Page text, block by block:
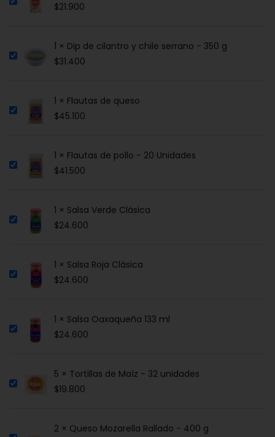
$21.900
1 × Dip de cilantro y chile serrano - 350 g
$31.400
1 × Flautas de queso
$45.100
1 × Flautas de pollo - 20 Unidades
$41.500
1 × Salsa Verde Clásica
$24.600
1 × Salsa Roja Clásica
$24.600
1 × Salsa Oaxaqueña 133 ml
$24.600
5 × Tortillas de Maíz - 32 unidades
$19.800
2 × Queso Mozarella Rallado - 400 g